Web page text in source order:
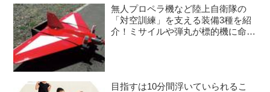
無人プロペラ機など陸上自衛隊の
「対空訓練」を支える装備3種を紹
介！ミサイルや弾丸が標的機に命中
目指すは10分間浮いていられるこ